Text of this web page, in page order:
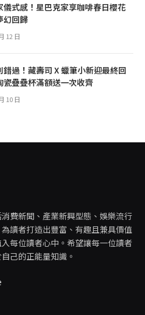
儀式感！星巴克家享咖啡春日櫻花
幻回歸
12 日
錯過！藏壽司 X 蠟筆小新迎最終回
瓷疊疊杯滿額送一次收齊
10 日
費新聞、產業新興型態、娛樂流行
讀者打造出豐富、有趣且兼具價值
每位讀者心中。希望讓每一位讀者
己的正能量知識。